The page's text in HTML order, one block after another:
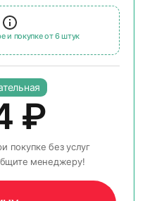
и покупке от 6 штук
₽
покупке без услуг
менеджеру!